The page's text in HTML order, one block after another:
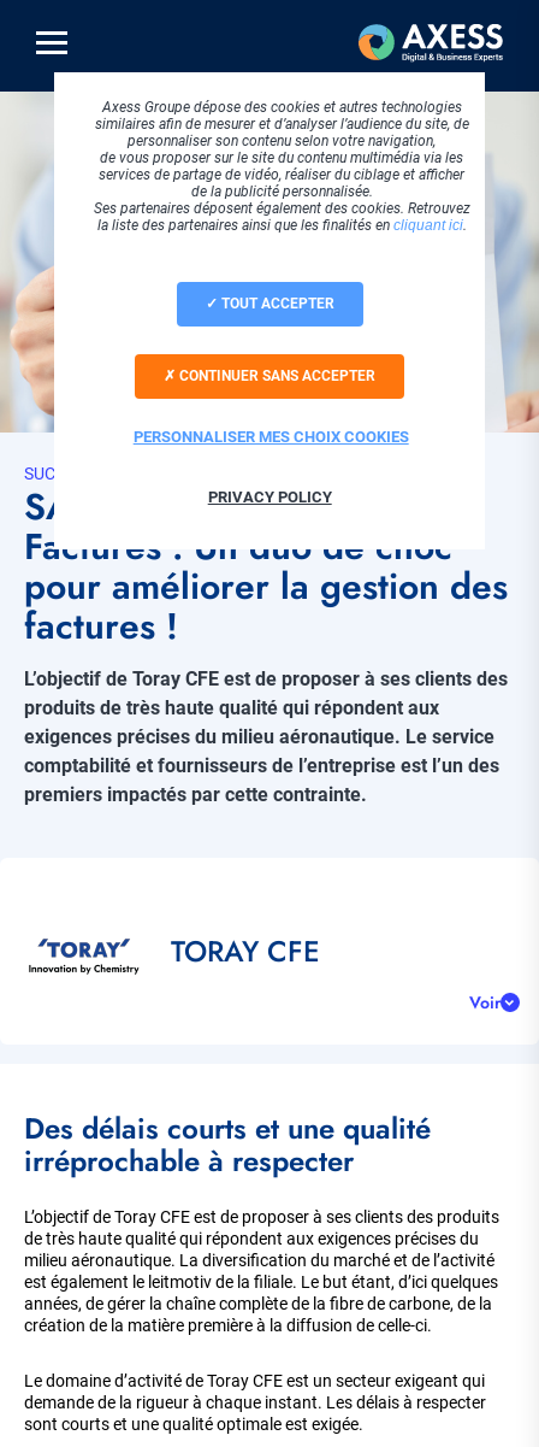
contenu
principal
SUCCESS STORIES
SAGE 1000 et CODEXIA
Factures : Un duo de choc
pour améliorer la gestion des
factures !
L’objectif de Toray CFE est de proposer à ses clients des
produits de très haute qualité qui répondent aux
exigences précises du milieu aéronautique. Le service
comptabilité et fournisseurs de l’entreprise est l’un des
premiers impactés par cette contrainte.
Title
TORAY CFE
Voir
de
la
page
Des délais courts et une qualité
irréprochable à respecter
L’objectif de Toray CFE est de proposer à ses clients des produits
de très haute qualité qui répondent aux exigences précises du
milieu aéronautique. La diversification du marché et de l’activité
est également le leitmotiv de la filiale. Le but étant, d’ici quelques
années, de gérer la chaîne complète de la fibre de carbone, de la
création de la matière première à la diffusion de celle-ci.
Le domaine d’activité de Toray CFE est un secteur exigeant qui
demande de la rigueur à chaque instant. Les délais à respecter
sont courts et une qualité optimale est exigée.
Axess Groupe dépose des cookies et autres technologies
similaires afin de mesurer et d’analyser l’audience du site, de
personnaliser son contenu selon votre navigation,
de vous proposer sur le site du contenu multimédia via les
services de partage de vidéo, réaliser du ciblage et afficher
de la publicité personnalisée.
Ses partenaires déposent également des cookies. Retrouvez
la liste des partenaires ainsi que les finalités en cliquant ici.
TOUT ACCEPTER
CONTINUER SANS ACCEPTER
PERSONNALISER MES CHOIX COOKIES
PRIVACY POLICY